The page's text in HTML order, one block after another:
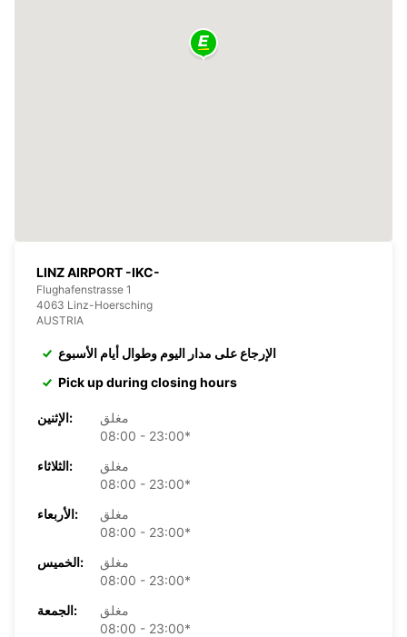
LINZ AIRPORT -IKC-
Flughafenstrasse 1
4063 Linz-Hoersching
AUSTRIA
الإرجاع على مدار اليوم وطوال أيام الأسبوع
Pick up during closing hours
الإثنين:
مغلق
08:00 - 23:00*
الثلاثاء:
مغلق
08:00 - 23:00*
الأربعاء:
مغلق
08:00 - 23:00*
الخميس:
مغلق
08:00 - 23:00*
الجمعة:
مغلق
08:00 - 23:00*